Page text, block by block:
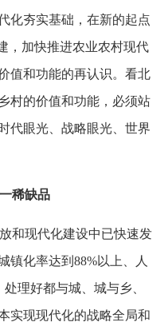
化夯实基础，在新的起点
，加快推进农业农村现代
值和功能的再认识。看北
村的价值和功能，必须站
代眼光、战略眼光、世界
稀缺品
和现代化建设中已快速发
镇化率达到88%以上、人
理好都与城、城与乡、
实现现代化的战略全局和